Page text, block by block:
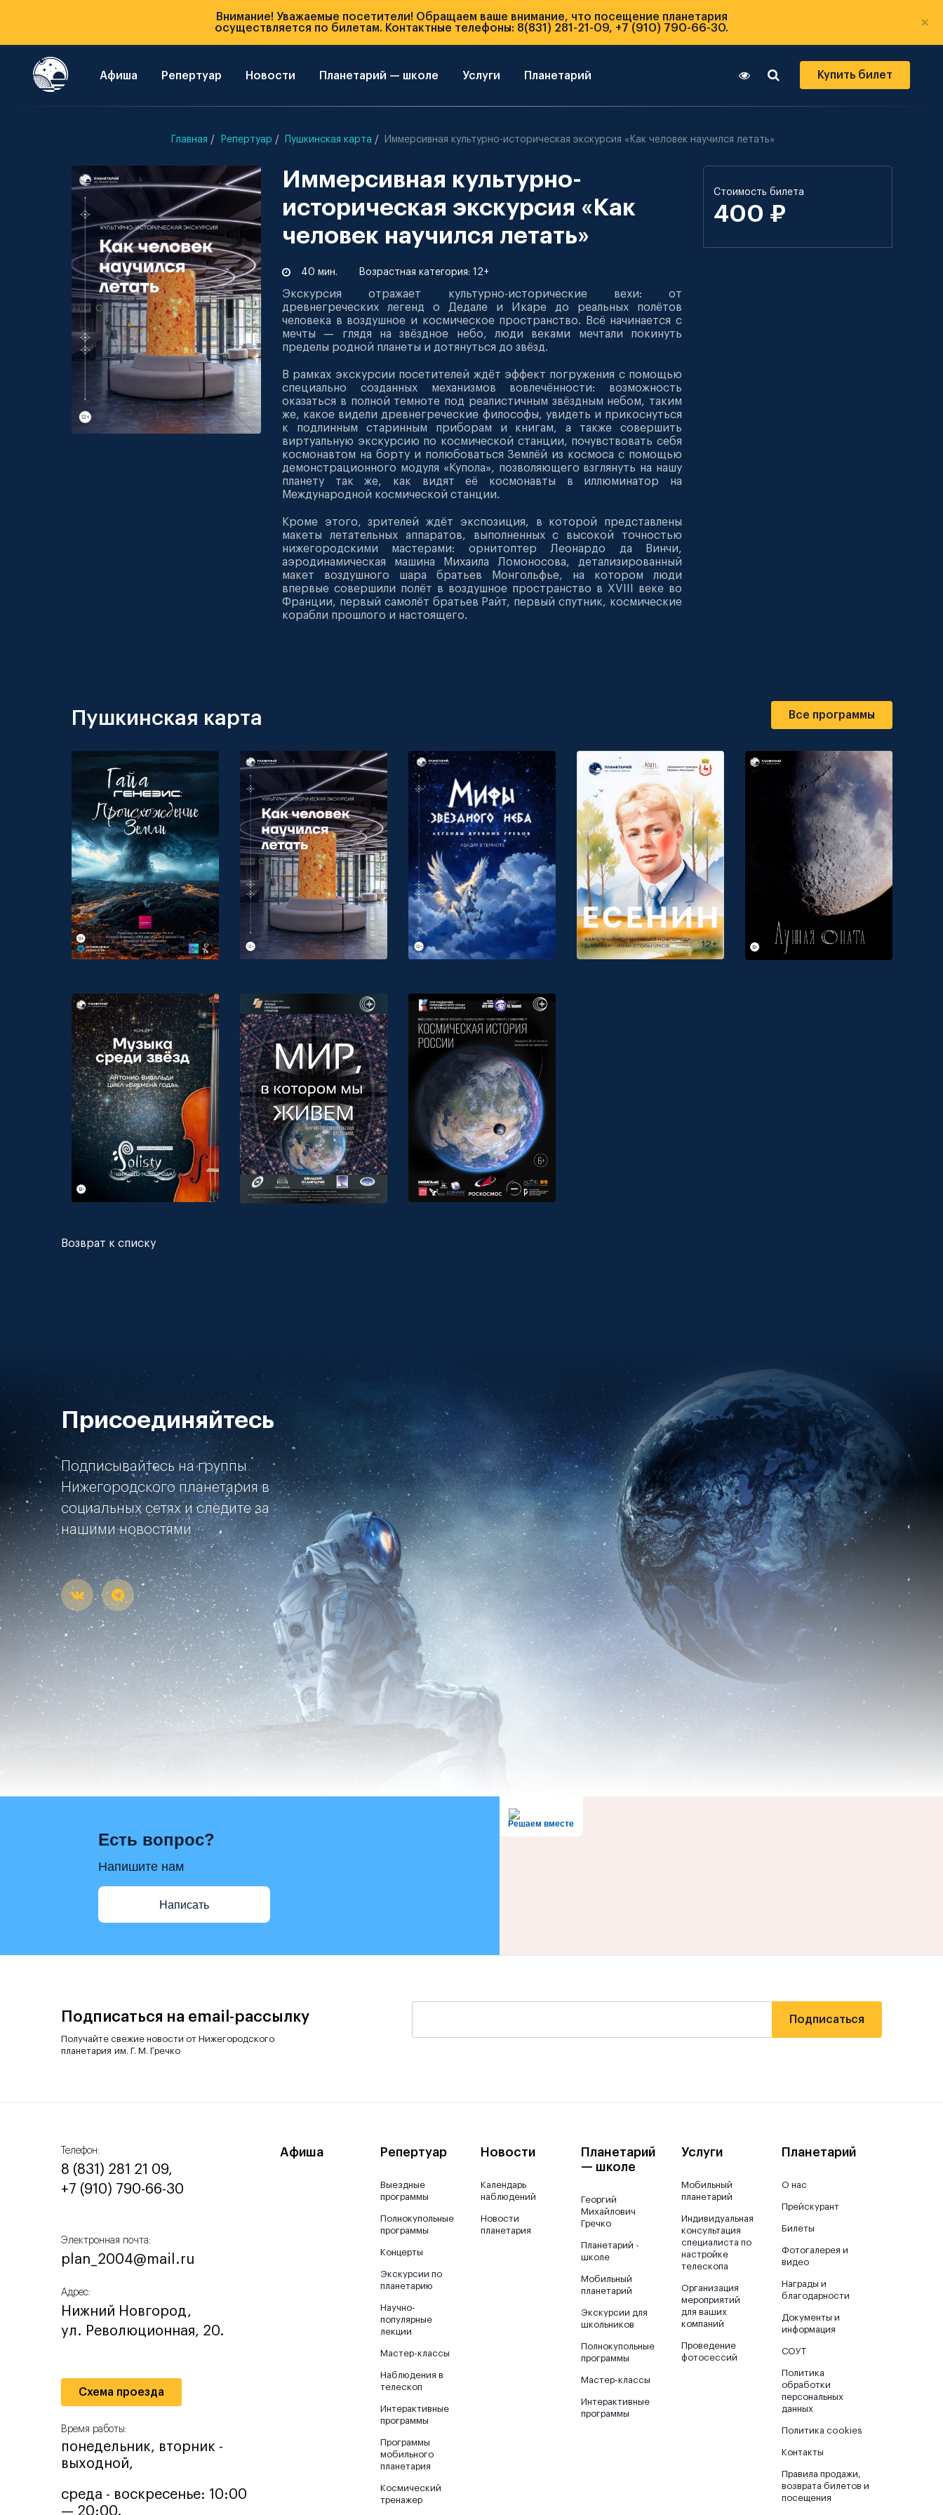
Внимание! Уважаемые посетители! Обращаем ваше внимание, что посещение планетария
осуществляется по билетам. Контактные телефоны: 8(831) 281-21-09, +7 (910) 790-66-30.
×
Афиша Репертуар Новости Планетарий — школе Услуги Планетарий Купить билет
Главная Репертуар Пушкинская карта Иммерсивная культурно-историческая экскурсия «Как человек научился летать»
Иммерсивная культурно-
историческая экскурсия «Как
человек научился летать»
40 мин. Возрастная категория: 12+
Экскурсия отражает культурно-исторические вехи: от
древнегреческих легенд о Дедале и Икаре до реальных полётов
человека в воздушное и космическое пространство. Всё начинается с
мечты — глядя на звёздное небо, люди веками мечтали покинуть
пределы родной планеты и дотянуться до звёзд.
В рамках экскурсии посетителей ждёт эффект погружения с помощью
специально созданных механизмов вовлечённости: возможность
оказаться в полной темноте под реалистичным звёздным небом, таким
же, какое видели древнегреческие философы, увидеть и прикоснуться
к подлинным старинным приборам и книгам, а также совершить
виртуальную экскурсию по космической станции, почувствовать себя
космонавтом на борту и полюбоваться Землёй из космоса с помощью
демонстрационного модуля «Купола», позволяющего взглянуть на нашу
планету так же, как видят её космонавты в иллюминатор на
Международной космической станции.
Кроме этого, зрителей ждёт экспозиция, в которой представлены
макеты летательных аппаратов, выполненных с высокой точностью
нижегородскими мастерами: орнитоптер Леонардо да Винчи,
аэродинамическая машина Михаила Ломоносова, детализированный
макет воздушного шара братьев Монгольфье, на котором люди
впервые совершили полёт в воздушное пространство в XVIII веке во
Франции, первый самолёт братьев Райт, первый спутник, космические
корабли прошлого и настоящего.
Стоимость билета
400 ₽
Пушкинская карта Все программы
Возврат к списку
Присоединяйтесь
Подписывайтесь на группы
Нижегородского планетария в
социальных сетях и следите за
нашими новостями
Решаем вместе
Есть вопрос?
Напишите нам
Написать
Подписаться на email-рассылку
Получайте свежие новости от Нижегородского
планетария им. Г. М. Гречко
Телефон:
8 (831) 281 21 09,
+7 (910) 790-66-30‬
Электронная почта:
plan_2004@mail.ru
Адрес:
Нижний Новгород,
ул. Революционная, 20.
Схема проезда
Время работы:
понедельник, вторник -
выходной,
среда - воскресенье: 10:00
— 20:00.
Афиша Репертуар
Выездные
программы
Полнокупольные
программы
Концерты
Экскурсии по
планетарию
Научно-
популярные
лекции
Мастер-классы
Наблюдения в
телескоп
Интерактивные
программы
Программы
мобильного
планетария
Космический
тренажер
Новости
Календарь
наблюдений
Новости
планетария
Планетарий
— школе
Георгий
Михайлович
Гречко
Планетарий -
школе
Мобильный
планетарий
Экскурсии для
школьников
Полнокупольные
программы
Мастер-классы
Интерактивные
программы
Услуги
Мобильный
планетарий
Индивидуальная
консультация
специалиста по
настройке
телескопа
Организация
мероприятий
для ваших
компаний
Проведение
фотосессий
Планетарий
О нас
Прейскурант
Билеты
Фотогалерея и
видео
Награды и
благодарности
Документы и
информация
СОУТ
Политика
обработки
персональных
данных
Политика cookies
Контакты
Правила продажи,
возврата билетов и
посещения